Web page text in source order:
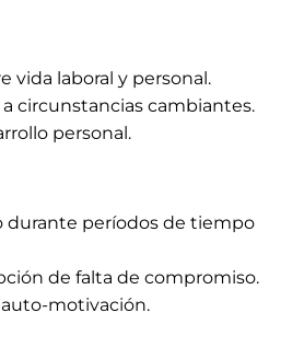
vida laboral y personal.
circunstancias cambiantes.
personal.
durante períodos de tiempo
de falta de compromiso.
motivación.